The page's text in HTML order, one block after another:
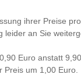
ihrer Preise
an Sie
Euro anstatt
um 1,00 Euro.